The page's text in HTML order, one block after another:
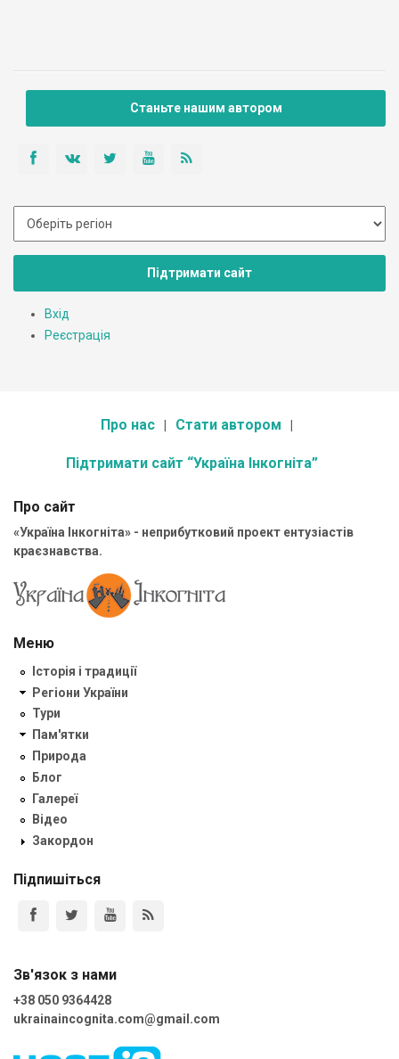
Станьте нашим автором
Підтримати сайт
Вхід
Реєстрація
Про нас Стати автором
Підтримати сайт “Україна Інкогніта”
Про сайт
«Україна Інкогніта» - неприбутковий проект ентузіастів
краєзнавства.
Меню
Історія і традиції
Регіони України
Тури
Пам'ятки
Природа
Блог
Галереї
Відео
Закордон
Підпишіться
Зв'язок з нами
+38 050 9364428
ukrainaincognita.com@gmail.com